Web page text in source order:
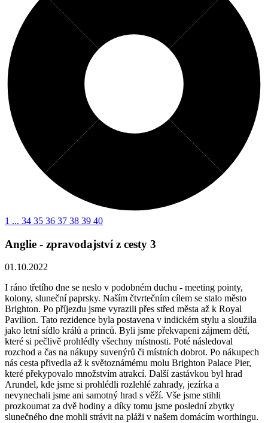
1 ... 34 35 36 37 38 39 40
Anglie - zpravodajství z cesty 3
01.10.2022
I ráno třetího dne se neslo v podobném duchu - meeting pointy,
kolony, sluneční paprsky. Naším čtvrtečním cílem se stalo město
Brighton. Po příjezdu jsme vyrazili přes střed města až k Royal
Pavilion. Tato rezidence byla postavena v indickém stylu a sloužila
jako letní sídlo králů a princů. Byli jsme překvapeni zájmem dětí,
které si pečlivě prohlédly všechny místnosti. Poté následoval
rozchod a čas na nákupy suvenýrů či místních dobrot. Po nákupech
nás cesta přivedla až k světoznámému molu Brighton Palace Pier,
které překypovalo množstvím atrakcí. Další zastávkou byl hrad
Arundel, kde jsme si prohlédli rozlehlé zahrady, jezírka a
nevynechali jsme ani samotný hrad s věží. Vše jsme stihli
prozkoumat za dvě hodiny a díky tomu jsme poslední zbytky
slunečného dne mohli strávit na pláži v našem domácím worthingu.